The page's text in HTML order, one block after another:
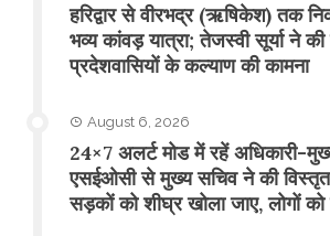
​हरिद्वार से वीरभद्र (ऋषिकेश) तक
भव्य कांवड़ यात्रा; तेजस्वी सूर्या ने
प्रदेशवासियों के कल्याण की कामना
August 6, 2026
24×7 अलर्ट मोड में रहें अधिकारी-
एसईओसी से मुख्य सचिव ने की विस्तृत
सड़कों को शीघ्र खोला जाए, लोगों